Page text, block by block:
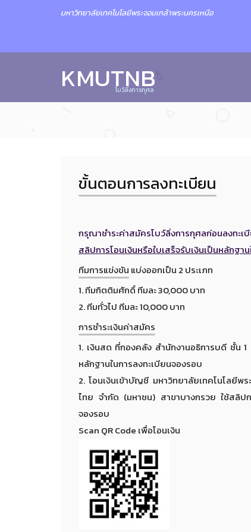
มหาวิทยาลัยเทคโนโลยีพระจอมเกล้าพระนครเหนือ
KMUTNB
โบว์ลิ่งการกุศล
ขั้นตอนการลงทะเบียน
กรุณาชำระค่าสมัครโบว์ลิ่งการกุศลก่อนลงท
สลิปการโอนเงินหรือใบเสร็จรับเงินเป็นหลักฐา
ทีมการแข่งขัน แบ่งออกเป็น 2 ประเภท
1. ทีมกิตติมศักดิ์ ทีมละ 30,000 บาท
2. ทีมทั่วไป ทีมละ 10,000 บาท
การชำระเงินค่าสมัคร
1. เงินสด ที่กองคลัง สำนักงานอธิการบดี ชั้น 1
หลักฐานในการลงทะเบียนจองรอบ
2. โอนเงินเข้าบัญชี มหาวิทยาลัยเทคโนโลยีพร
ไทย จำกัด (มหาชน) สาขาบางกรวย ใช้สลิปก
จองรอบ
Scan QR Code เพื่อโอนเงิน